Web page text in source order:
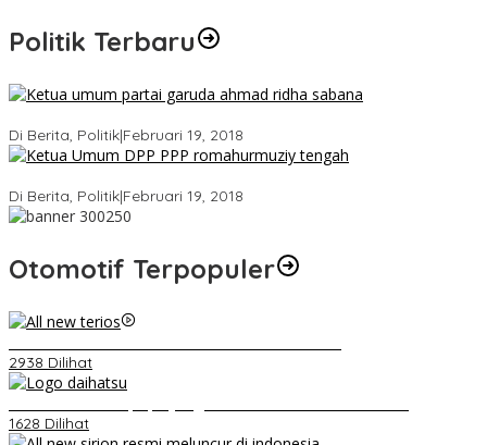
Politik Terbaru
Di Berita, Politik|Februari 19, 2018
Di Berita, Politik|Februari 19, 2018
Otomotif Terpopuler
2938 Dilihat
1628 Dilihat